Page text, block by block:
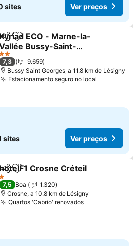
sites Ver preços
PartilharAdicionar aos favoritos
Kyriad ECO - Marne-la-
Vallée Bussy-Saint-
Georges
Ver preços
2 Estrelas
7,3
9.659
Bussy Saint Georges, a 11.8 km de Lésigny
Estacionamento seguro no local
sites Ver preços
PartilharAdicionar aos favoritos
hotelF1 Crosne Créteil
1 Estrelas
7,5 Boa
1.320
Crosne, a 10.8 km de Lésigny
Quartos 'Cabrio' renovadosVer preços